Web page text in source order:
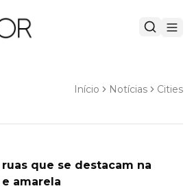
Início Notícias Cities
que se destacam na
amarela